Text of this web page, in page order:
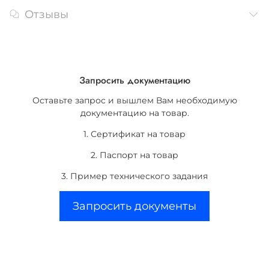
Отзывы
Запросить документацию
Оставьте запрос и вышлем Вам необходимую
документацию на товар.
1. Сертификат на товар
2. Паспорт на товар
3. Пример технического задания
Запросить документы